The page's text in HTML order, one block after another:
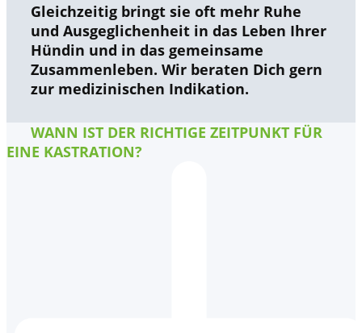
Gleichzeitig bringt sie oft mehr Ruhe
und Ausgeglichenheit in das Leben Ihrer
Hündin und in das gemeinsame
Zusammenleben. Wir beraten Dich gern
zur medizinischen Indikation.
WANN IST DER RICHTIGE ZEITPUNKT FÜR
EINE KASTRATION?